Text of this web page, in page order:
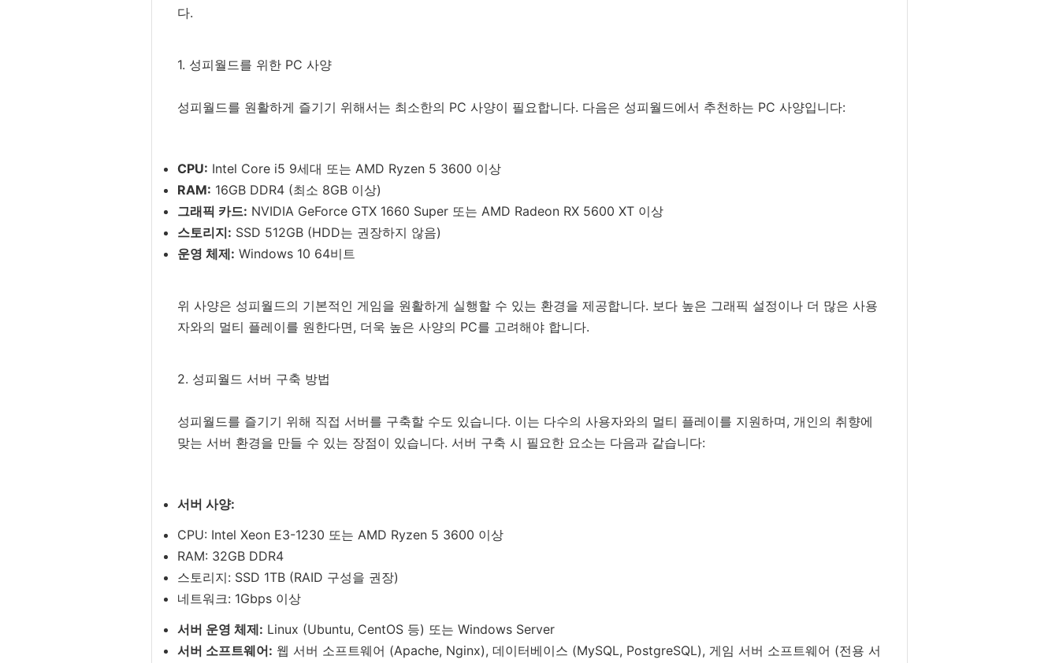
다.
1. 성피월드를 위한 PC 사양
성피월드를 원활하게 즐기기 위해서는 최소한의 PC 사양이 필요합니다. 다음은 성피월드에서 추천하는 PC 사양입니다:
CPU: Intel Core i5 9세대 또는 AMD Ryzen 5 3600 이상
RAM: 16GB DDR4 (최소 8GB 이상)
그래픽 카드: NVIDIA GeForce GTX 1660 Super 또는 AMD Radeon RX 5600 XT 이상
스토리지: SSD 512GB (HDD는 권장하지 않음)
운영 체제: Windows 10 64비트
위 사양은 성피월드의 기본적인 게임을 원활하게 실행할 수 있는 환경을 제공합니다. 보다 높은 그래픽 설정이나 더 많은 사용
자와의 멀티 플레이를 원한다면, 더욱 높은 사양의 PC를 고려해야 합니다.
2. 성피월드 서버 구축 방법
성피월드를 즐기기 위해 직접 서버를 구축할 수도 있습니다. 이는 다수의 사용자와의 멀티 플레이를 지원하며, 개인의 취향에
맞는 서버 환경을 만들 수 있는 장점이 있습니다. 서버 구축 시 필요한 요소는 다음과 같습니다:
서버 사양:
CPU: Intel Xeon E3-1230 또는 AMD Ryzen 5 3600 이상
RAM: 32GB DDR4
스토리지: SSD 1TB (RAID 구성을 권장)
네트워크: 1Gbps 이상
서버 운영 체제: Linux (Ubuntu, CentOS 등) 또는 Windows Server
서버 소프트웨어: 웹 서버 소프트웨어 (Apache, Nginx), 데이터베이스 (MySQL, PostgreSQL), 게임 서버 소프트웨어 (전용 서